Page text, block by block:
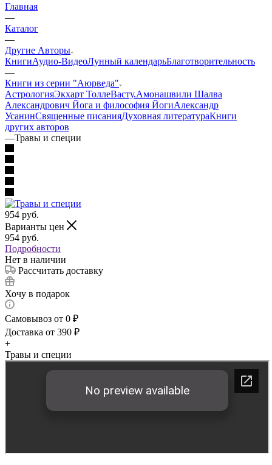
Главная
—
Каталог
—
Другие Aвторы
КнигиАудио-ВидеоЛунный календарьБлаготворительность
—
Книги из серии "Аюрведа"
АстрологияЭкхарт ТоллеВасту.Амонашвили Шалва
Александрович Йога и философия ЙогиАлександр
УсанинСвященные писанияДуховная литератураКниги
других авторов
—Травы и специи
954 руб.
Варианты цен
954 руб.
Подробности
Нет в наличии
Рассчитать доставку
Хочу в подарок
Самовывоз от 0 ₽
Доставка от 390 ₽
+
Травы и специи